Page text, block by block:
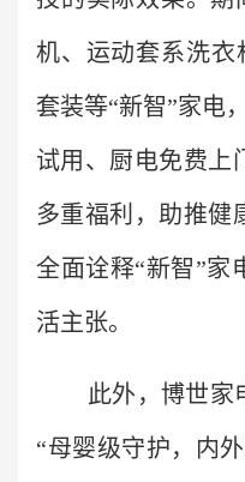
机、运动套系洗衣
套装等“新智”家电
试用、厨电免费上
多重福利，助推健
全面诠释“新智”家
活主张。
此外，博世家
“母婴级守护，内